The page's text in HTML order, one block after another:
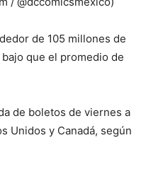
de 105 millones de
que el promedio de
de boletos de viernes a
Unidos y Canadá, según